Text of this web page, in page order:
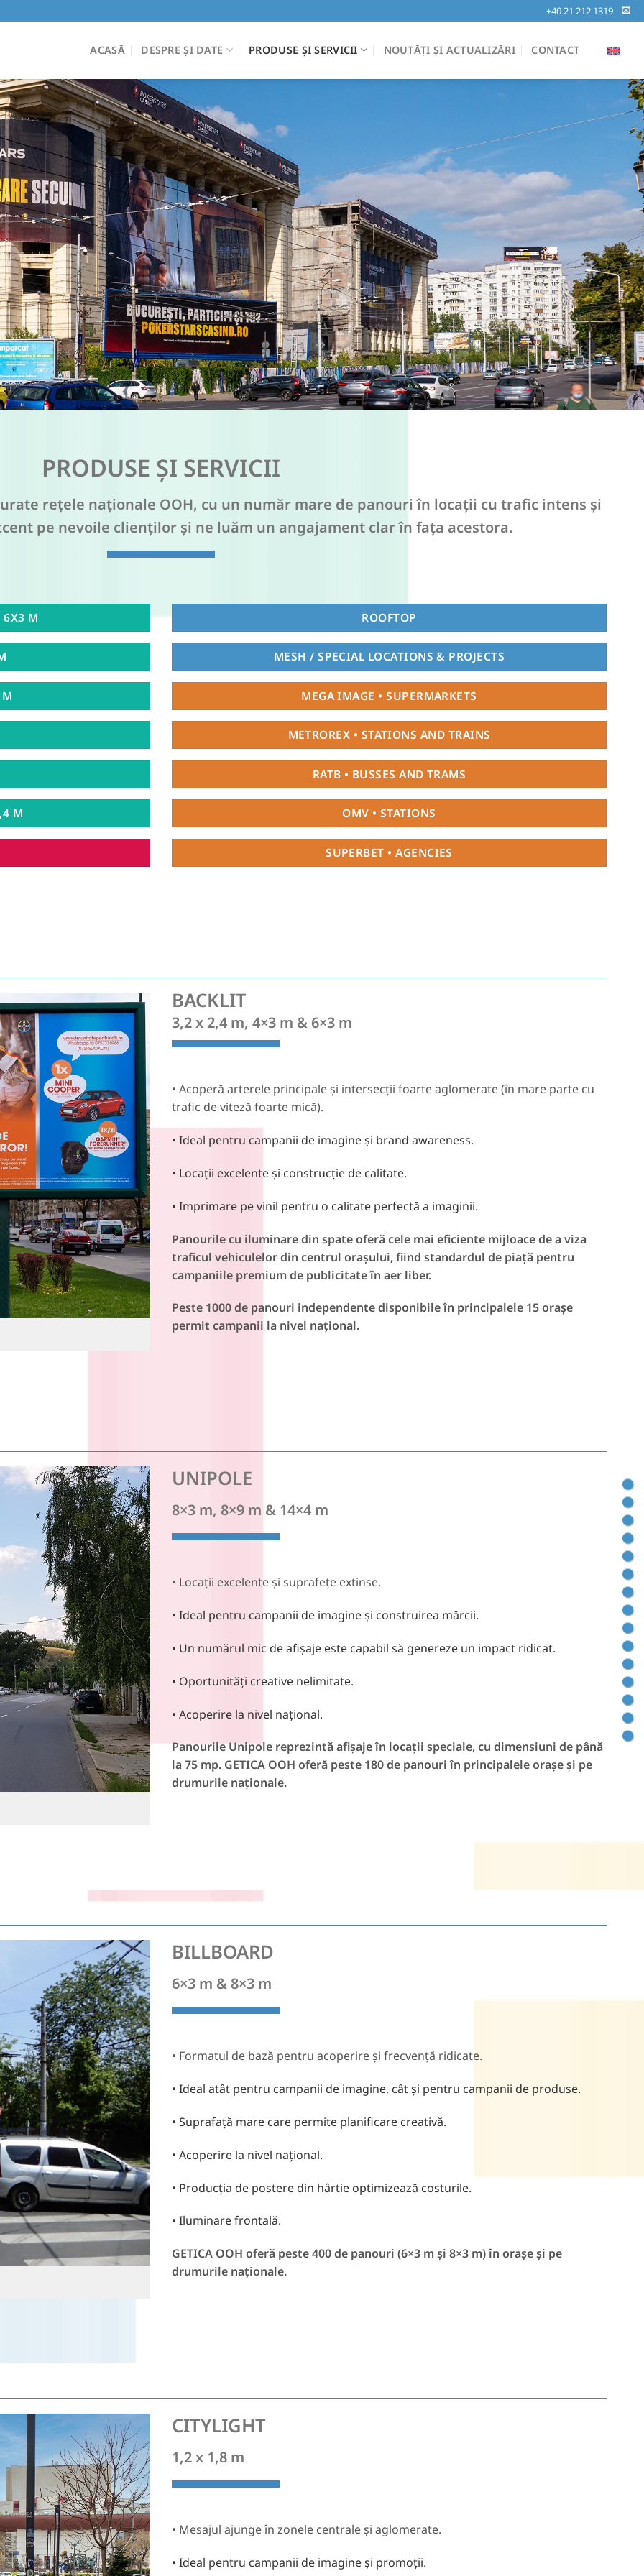
+40 21 212 1319
ACASĂ DESPRE ȘI DATE PRODUSE ȘI SERVICII NOUTĂȚI ȘI ACTUALIZĂRI CONTACT
PRODUSE ȘI SERVICII
rețele naționale OOH, cu un număr mare de panouri în locații cu trafic intens și
pe nevoile clienților și ne luăm un angajament clar în fața acestora.
6X3 M
M
ROOFTOP
MESH / SPECIAL LOCATIONS & PROJECTS
MEGA IMAGE • SUPERMARKETS
METROREX • STATIONS AND TRAINS
RATB • BUSSES AND TRAMS
OMV • STATIONS
SUPERBET • AGENCIES
BACKLIT
3,2 x 2,4 m, 4×3 m & 6×3 m
• Acoperă arterele principale și intersecții foarte aglomerate (în mare parte cu
trafic de viteză foarte mică).
• Ideal pentru campanii de imagine și brand awareness.
• Locații excelente și construcție de calitate.
• Imprimare pe vinil pentru o calitate perfectă a imaginii.
Panourile cu iluminare din spate oferă cele mai eficiente mijloace de a viza
traficul vehiculelor din centrul orașului, fiind standardul de piață pentru
campaniile premium de publicitate în aer liber.
Peste 1000 de panouri independente disponibile în principalele 15 orașe
permit campanii la nivel național.
UNIPOLE
8×3 m, 8×9 m & 14×4 m
• Locații excelente și suprafețe extinse.
• Ideal pentru campanii de imagine și construirea mărcii.
• Un numărul mic de afișaje este capabil să genereze un impact ridicat.
• Oportunități creative nelimitate.
• Acoperire la nivel național.
Panourile Unipole reprezintă afișaje în locații speciale, cu dimensiuni de până
la 75 mp. GETICA OOH oferă peste 180 de panouri în principalele orașe și pe
drumurile naționale.
BILLBOARD
6×3 m & 8×3 m
• Formatul de bază pentru acoperire și frecvență ridicate.
• Ideal atât pentru campanii de imagine, cât și pentru campanii de produse.
• Suprafață mare care permite planificare creativă.
• Acoperire la nivel național.
• Producția de postere din hârtie optimizează costurile.
• Iluminare frontală.
GETICA OOH oferă peste 400 de panouri (6×3 m și 8×3 m) în orașe și pe
drumurile naționale.
CITYLIGHT
1,2 x 1,8 m
• Mesajul ajunge în zonele centrale și aglomerate.
• Ideal pentru campanii de imagine și promoții.